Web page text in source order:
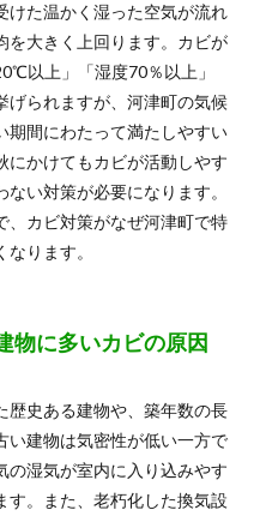
けた温かく湿った空気が流れ
を大きく上回ります。カビが
以上」「湿度70％以上」
げられますが、河津町の気候
期間にわたって満たしやすい
にかけてもカビが活動しやす
い対策が必要になります。
、カビ対策がなぜ河津町で特
ります。
物に多いカビの原因
歴史ある建物や、築年数の長
い建物は気密性が低い一方で
の湿気が室内に入り込みやす
す。また、老朽化した換気設